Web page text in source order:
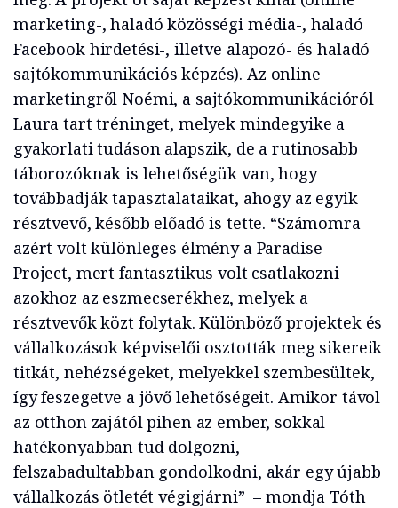
marketing-, haladó közösségi média-, haladó
Facebook hirdetési-, illetve alapozó- és haladó
sajtókommunikációs képzés). Az online
marketingről Noémi, a sajtókommunikációról
Laura tart tréninget, melyek mindegyike a
gyakorlati tudáson alapszik, de a rutinosabb
táborozóknak is lehetőségük van, hogy
továbbadják tapasztalataikat, ahogy az egyik
résztvevő, később előadó is tette. “Számomra
azért volt különleges élmény a Paradise
Project, mert fantasztikus volt csatlakozni
azokhoz az eszmecserékhez, melyek a
résztvevők közt folytak. Különböző projektek és
vállalkozások képviselői osztották meg sikereik
titkát, nehézségeket, melyekkel szembesültek,
így feszegetve a jövő lehetőségeit. Amikor távol
az otthon zajától pihen az ember, sokkal
hatékonyabban tud dolgozni,
felszabadultabban gondolkodni, akár egy újabb
vállalkozás ötletét végigjárni” – mondja Tóth